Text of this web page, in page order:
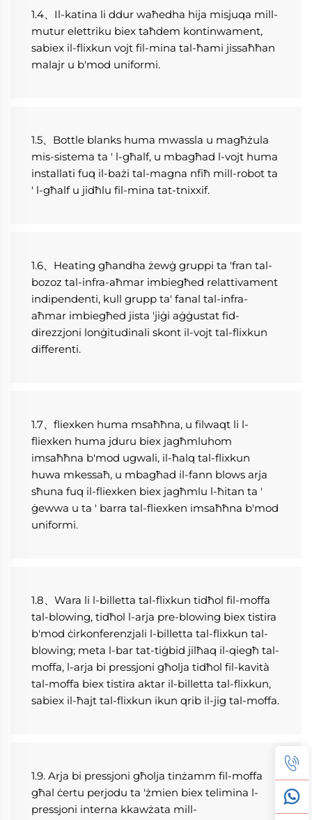
1.4、Il-katina li ddur waħedha hija misjuqa mill-
mutur elettriku biex taħdem kontinwament,
sabiex il-flixkun vojt fil-mina tal-ħami jissaħħan
malajr u b'mod uniformi.
1.5、Bottle blanks huma mwassla u magħżula
mis-sistema ta ' l-għalf, u mbagħad l-vojt huma
installati fuq il-bażi tal-magna nfiħ mill-robot ta
' l-għalf u jidħlu fil-mina tat-tnixxif.
1.6、Heating għandha żewġ gruppi ta 'fran tal-
bozoz tal-infra-aħmar imbiegħed relattivament
indipendenti, kull grupp ta' fanal tal-infra-
aħmar imbiegħed jista 'jiġi aġġustat fid-
direzzjoni lonġitudinali skont il-vojt tal-flixkun
differenti.
1.7、fliexken huma msaħħna, u filwaqt li l-
fliexken huma jduru biex jagħmluhom
imsaħħna b'mod ugwali, il-ħalq tal-flixkun
huwa mkessaħ, u mbagħad il-fann blows arja
sħuna fuq il-fliexken biex jagħmlu l-ħitan ta '
ġewwa u ta ' barra tal-fliexken imsaħħna b'mod
uniformi.
1.8、Wara li l-billetta tal-flixkun tidħol fil-moffa
tal-blowing, tidħol l-arja pre-blowing biex tistira
b'mod ċirkonferenzjali l-billetta tal-flixkun tal-
blowing; meta l-bar tat-tiġbid jilħaq il-qiegħ tal-
moffa, l-arja bi pressjoni għolja tidħol fil-kavità
tal-moffa biex tistira aktar il-billetta tal-flixkun,
1.9. Arja bi pressjoni għolja tinżamm fil-moffa
għal ċertu perjodu ta 'żmien biex telimina l-
pressjoni interna kkawżata mill-